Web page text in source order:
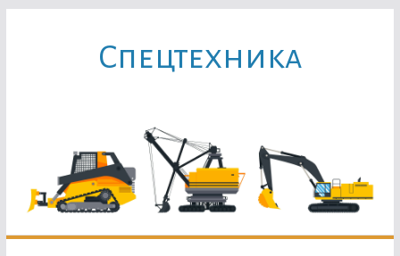
содержимомуCпецтехника